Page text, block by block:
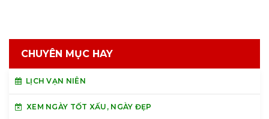
CHUYÊN MỤC HAY
LỊCH VẠN NIÊN
XEM NGÀY TỐT XẤU, NGÀY ĐẸP